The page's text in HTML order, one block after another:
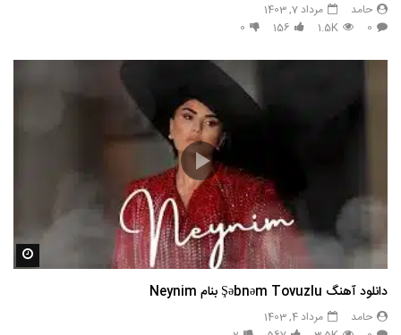
حامد
مرداد 7, 1403
0
1.5K
156
0
دانلود آهنگ Şəbnəm Tovuzlu بنام Neynim
حامد
مرداد 4, 1403